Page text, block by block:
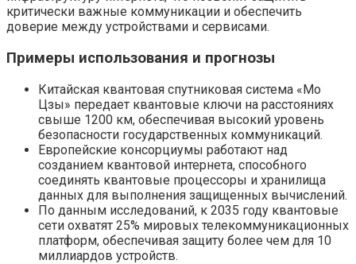
критически важные коммуникации и обеспечить
доверие между устройствами и сервисами.
Примеры использования и прогнозы
Китайская квантовая спутниковая система «Мо
Цзы» передает квантовые ключи на расстояниях
свыше 1200 км, обеспечивая высокий уровень
безопасности государственных коммуникаций.
Европейские консорциумы работают над
созданием квантовой интернета, способного
соединять квантовые процессоры и хранилища
данных для выполнения защищенных вычислений.
По данным исследований, к 2035 году квантовые
сети охватят 25% мировых телекоммуникационных
платформ, обеспечивая защиту более чем для 10
миллиардов устройств.